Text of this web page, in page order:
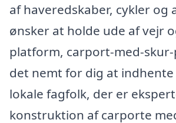
af haveredskaber, cykler og
ønsker at holde ude af vejr
platform, carport-med-
det nemt for dig at
lokale fagfolk, der er
konstruktion af carporte